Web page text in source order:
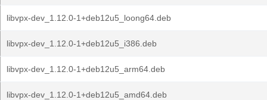
libvpx-dev_1.12.0-1+deb12u5_loong64.deb
libvpx-dev_1.12.0-1+deb12u5_i386.deb
libvpx-dev_1.12.0-1+deb12u5_arm64.deb
libvpx-dev_1.12.0-1+deb12u5_amd64.deb